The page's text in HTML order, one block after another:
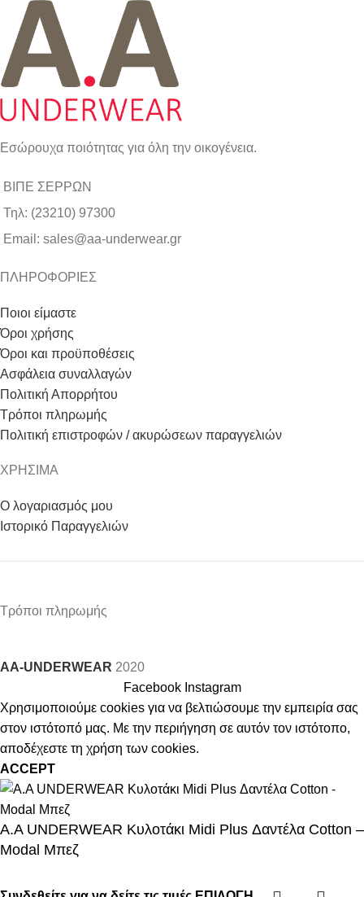
Εσώρουχα ποιότητας για όλη την οικογένεια.
ΒΙΠΕ ΣΕΡΡΩΝ
Τηλ: (23210) 97300
Email: sales@aa-underwear.gr
ΠΛΗΡΟΦΟΡΙΕΣ
Ποιοι είμαστε
Όροι χρήσης
Όροι και προϋποθέσεις
Ασφάλεια συναλλαγών
Πολιτική Απορρήτου
Τρόποι πληρωμής
Πολιτική επιστροφών / ακυρώσεων παραγγελιών
ΧΡΗΣΙΜΑ
Ο λογαριασμός μου
Ιστορικό Παραγγελιών
Τρόποι πληρωμής
AA-UNDERWEAR 2020
Facebook Instagram
Χρησιμοποιούμε cookies για να βελτιώσουμε την εμπειρία σας
στον ιστότοπό μας. Με την περιήγηση σε αυτόν τον ιστότοπο,
αποδέχεστε τη χρήση των cookies.
ACCEPT
Α.A UNDERWEAR Κυλοτάκι Midi Plus Δαντέλα Cotton –
Modal Μπεζ